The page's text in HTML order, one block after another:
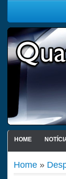
HOME
Home »